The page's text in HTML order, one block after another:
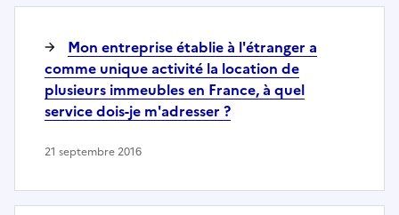
Mon entreprise établie à l'étranger a
comme unique activité la location de
plusieurs immeubles en France, à quel
service dois-je m'adresser ?
21 septembre 2016